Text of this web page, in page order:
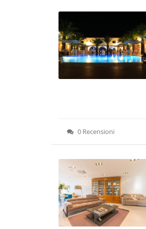
0 Recensioni